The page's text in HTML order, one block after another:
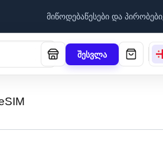
მიწოდებაწესები და პირობები
შესვლა